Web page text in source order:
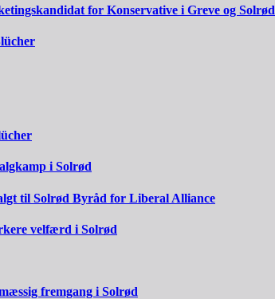
for Konservative i Greve og Solrød
i Solrød
til Solrød Byråd for Liberal Alliance
velfærd i Solrød
fremgang i Solrød